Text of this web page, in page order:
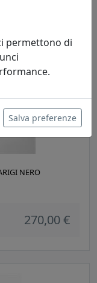
NERO
270,00 €
permettono di
Salva preferenze